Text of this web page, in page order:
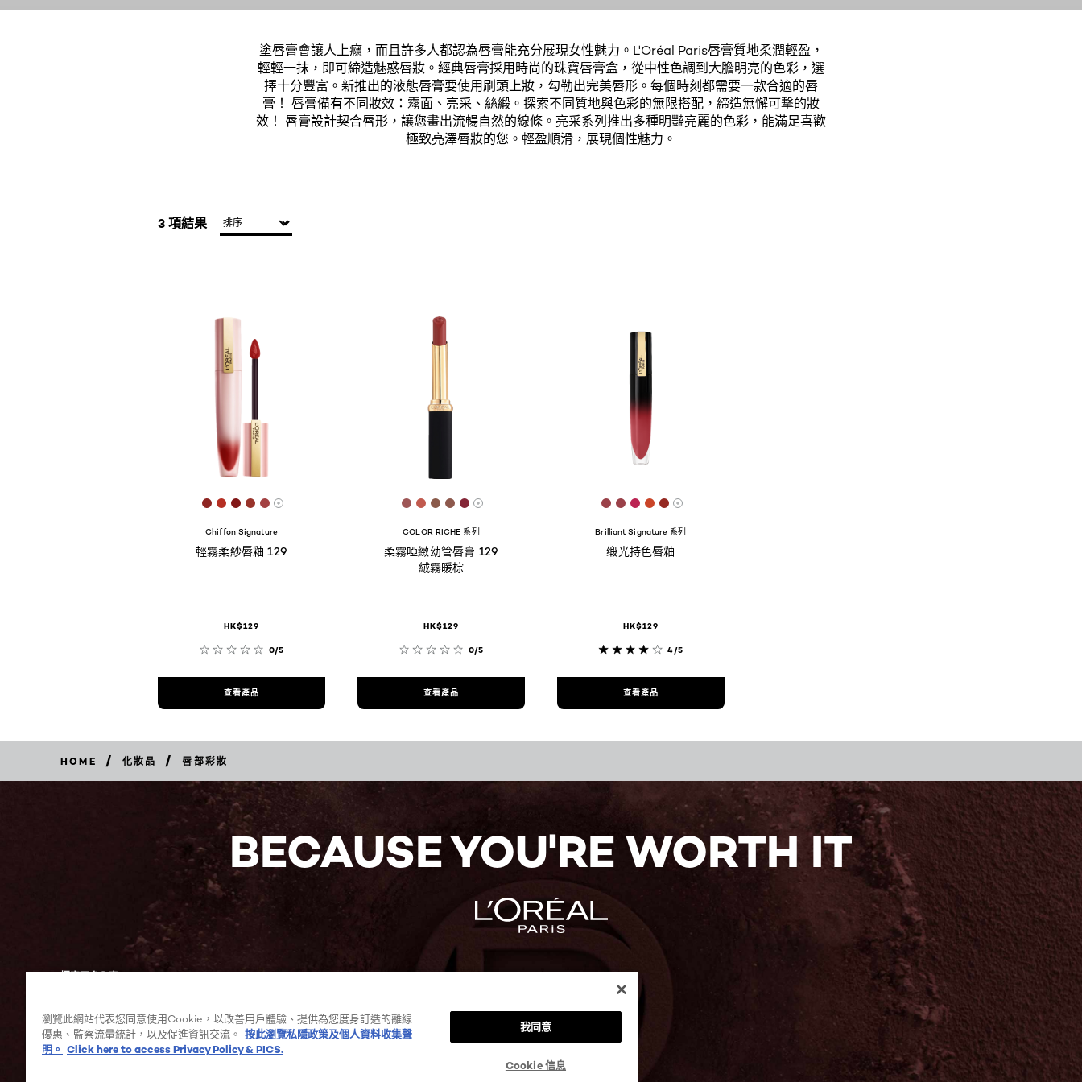
塗唇膏會讓人上癮，而且許多人都認為唇膏能充分展現女性魅力。L'Oréal Paris唇膏質地柔潤輕盈，
輕輕一抹，即可締造魅惑唇妝。經典唇膏採用時尚的珠寶唇膏盒，從中性色調到大膽明亮的色彩，選
擇十分豐富。新推出的液態唇膏要使用刷頭上妝，勾勒出完美唇形。每個時刻都需要一款合適的唇
膏！ 唇膏備有不同妝效：霧面、亮采、絲緞。探索不同質地與色彩的無限搭配，締造無懈可撃的妝
效！ 唇膏設計契合唇形，讓您畫出流暢自然的線條。亮采系列推出多種明豔亮麗的色彩，能滿足喜歡
極致亮澤唇妝的您。輕盈順滑，展現個性魅力。
3 項結果
[Color]: #8E2522
[Color]: #B52F23
[Color]: #821717
[Color]: #98342B
[Color]: #A34142
More shades are available
Chiffon Signature
輕霧柔紗唇釉 129
HK$129
0/5
查看產品
[Color]: #9E5656
[Color]: #C15A4E
[Color]: #8A5A4A
[Color]: #8D594D
[Color]: #842637
More shades are available
COLOR RICHE 系列
柔霧啞緻幼管唇膏 129
絨霧暖棕
HK$129
0/5
查看產品
[Color]: #9A4149
[Color]: #9A4149
[Color]: #BB2453
[Color]: #CA4528
[Color]: #952922
More shades are available
Brilliant Signature 系列
缎光持色唇釉
HK$129
4/5
查看產品
HOME / 化妝品 / 唇部彩妝
BECAUSE YOU'RE WORTH IT
探索更多內容
Facebook
YouTube
瀏覽此網站代表您同意使用Cookie，以改善用戶體驗、提供為您度身訂造的離線
優惠、監察流量統計，以及促進資訊交流。 按此瀏覽私隱政策及個人資料收集聲
明。 Click here to access Privacy Policy & PICS.
我同意
Cookie 信息